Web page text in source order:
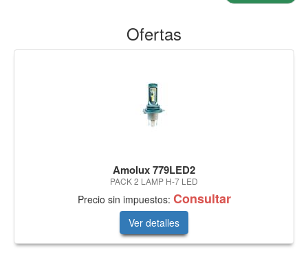
Ofertas
Amolux 779LED2
PACK 2 LAMP H-7 LED
Precio sin impuestos: Consultar
Ver detalles